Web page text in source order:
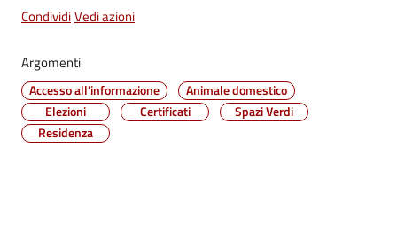
Amministrazione
Trasparente
CondividiVedi azioni
Argomenti
Accesso all'informazione
Animale domestico
Elezioni
Certificati
Spazi Verdi
Residenza